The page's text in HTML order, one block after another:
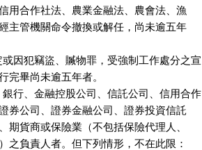
信用合作社法、農業金融法、農會法、漁
經主管機關命令撤換或解任，尚未逾五年
因犯竊盜、贓物罪，受強制工作處分之宣
完畢尚未逾五年者。
行、金融控股公司、信託公司、信用合作
證券公司、證券金融公司、證券投資信託
期貨商或保險業（不包括保險代理人、
）之負責人者。但下列情形，不在此限：